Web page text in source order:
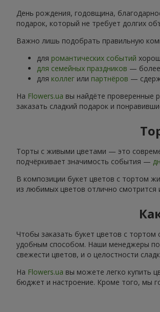
День рождения, годовщина,
подарок, который не требует долгих
Важно лишь подобрать правильную
для романтических событий
для семейных праздников — более
для коллег или партнёров —
На Flowers.ua вы найдёте проверенные
заказать сладкий подарок и
Торты с живыми цветами — это
подчёркивает значимость события —
В композиции букет цветов с тортом
из любимых цветов отлично
Чтобы заказать букет цветов с
удобным способом. Наши менеджеры
свежести цветов, и о целостности
На Flowers.ua вы можете легко купить
бюджет и настроение. Кроме того, мы